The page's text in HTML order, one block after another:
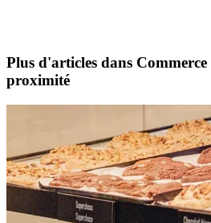
Plus d'articles dans
proximité